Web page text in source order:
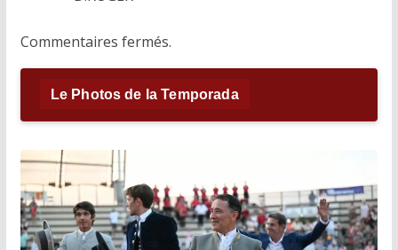
Commentaires fermés.
Le Photos de la Temporada